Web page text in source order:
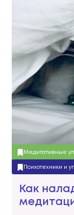
Медитативные
Психотехники и
Как